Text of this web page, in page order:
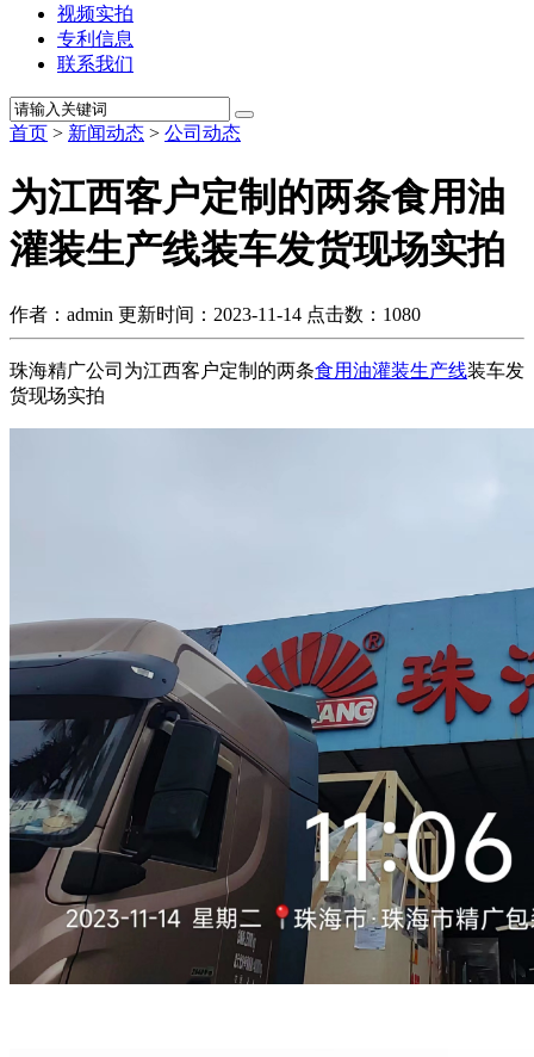
视频实拍
专利信息
联系我们
首页 > 新闻动态 > 公司动态
为江西客户定制的两条食用油
灌装生产线装车发货现场实拍
作者：admin 更新时间：2023-11-14 点击数： 1080
珠海精广公司为江西客户定制的两条食用油灌装生产线装车发
货现场实拍